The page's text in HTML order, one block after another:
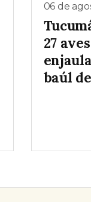
06 de
27
baúl